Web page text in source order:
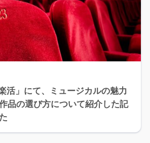
活」にて、ミュージカルの魅力
品の選び方について紹介した記